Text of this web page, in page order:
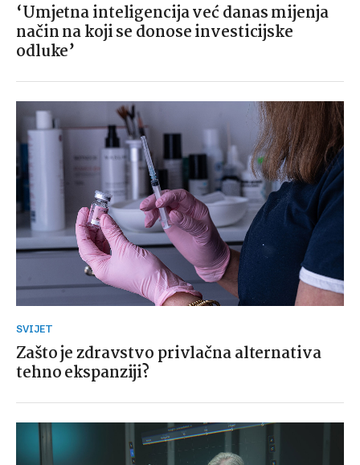
‘Umjetna inteligencija već danas mijenja
način na koji se donose investicijske
odluke’
SVIJET
Zašto je zdravstvo privlačna alternativa
tehno ekspanziji?